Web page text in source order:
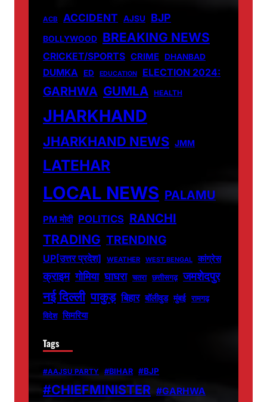
ACB ACCIDENT AJSU BJP
BOLLYWOOD BREAKING NEWS
CRICKET/SPORTS CRIME DHANBAD
DUMKA ED EDUCATION ELECTION 2024:
GARHWA GUMLA HEALTH
JHARKHAND
JHARKHAND NEWS JMM
LATEHAR
LOCAL NEWS PALAMU
PM मोदी POLITICS RANCHI
TRADING TRENDING
UP[उत्तर प्रदेश] WEATHER WEST BENGAL कांग्रेस
क्राइम गोमिया घाघरा चतरा छत्तीसगढ़ जमशेदपुर
नई दिल्ली पाकुड़ बिहार बॉलीवुड मुंबई रामगढ़
विदेश सिमरिया
Tags
#AAJSU PARTY #BIHAR #BJP
#CHIEFMINISTER #GARHWA